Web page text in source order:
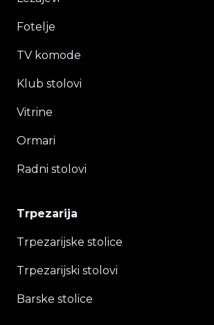
Fotelje
TV komode
Klub stolovi
Vitrine
Ormari
Radni stolovi
Trpezarija
Trpezarijske stolice
Trpezarijski stolovi
Barske stolice